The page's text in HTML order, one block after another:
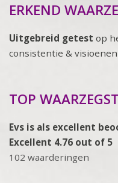
ERKEND
Uitgebreid getest op
consistentie & visioenen
TOP
Evs is als excellent
Excellent 4.76 out of 5
102 waarderingen